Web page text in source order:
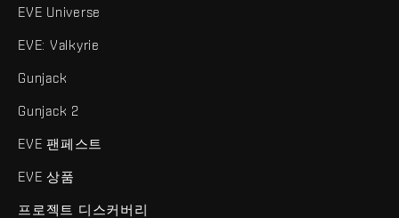
EVE Universe
EVE: Valkyrie
Gunjack
Gunjack 2
EVE 팬페스트
EVE 상품
프로젝트 디스커버리